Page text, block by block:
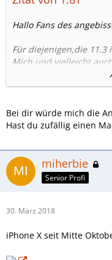
Hallo Fans des
Für diejenigen,die 11.3
Mich und vielleicht
Batteriekapazität mal
Vielleicht im unten
Natürlich mache ich
iPhone 6s
90 %
Volle Leistung
Euch allen schöne
Bei dir würde mich die
Hast du zufällig einen
miherbie
Senior Profi
30. März 2018
iPhone X seit Mitte